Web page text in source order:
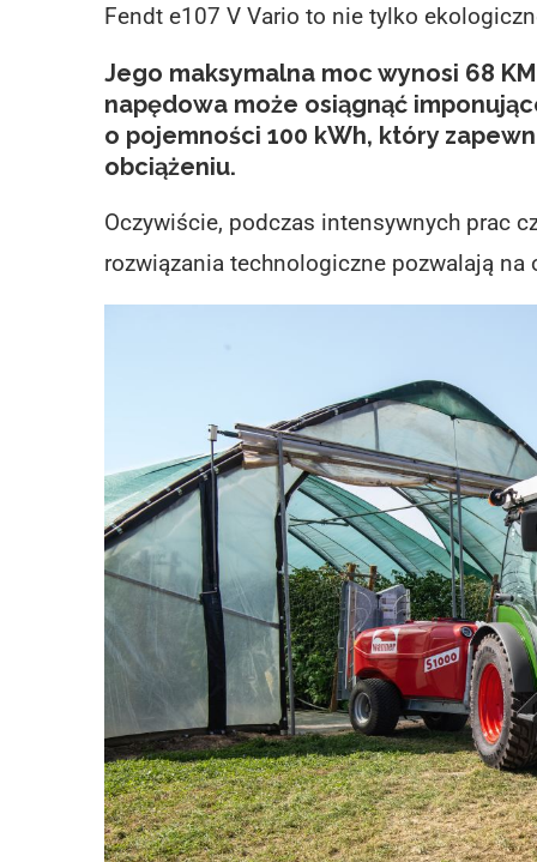
Fendt e107 V Vario to nie tylko
Jego maksymalna moc wynosi 68
napędowa może osiągnąć
o pojemności 100 kWh, który
obciążeniu.
Oczywiście, podczas intensywnych prac
rozwiązania technologiczne pozwalają